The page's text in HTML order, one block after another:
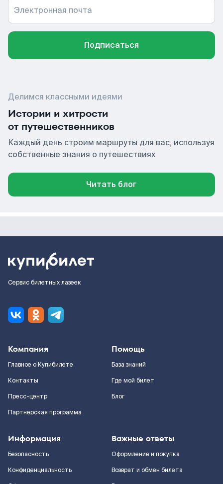
Электронная почта
Подписаться
Делимся классными идеями
Истории и хитрости
от путешественников
Каждый день строим маршруты для вас, используя
собственные знания о путешествиях
Читать блог
Сервис билетных лазеек
Компания
Главное о Купибилете
Контакты
Пресс-центр
Партнерская программа
Помощь
База знаний
Где мой билет
Блог
Информация
Безопасность
Конфиденциальность
Важные ответы
Оформление и покупка
Возврат и обмен билета